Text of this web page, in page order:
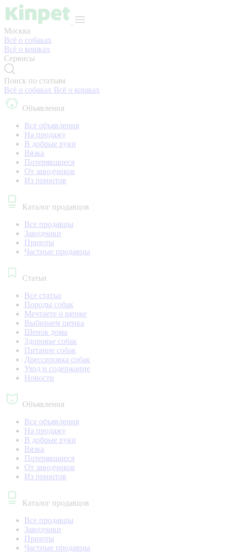
Москва
Всё о собаках
Всё о кошках
Сервисы
Поиск по статьям
Всё о собаках Всё о кошках
Объявления
Все объявления
На продажу
В добрые руки
Вязка
Потерявшиеся
От заводчиков
Из приютов
Каталог продавцов
Все продавцы
Заводчики
Приюты
Частные продавцы
Статьи
Все статьи
Породы собак
Мечтаете о щенке
Выбираем щенка
Щенок дома
Здоровье собак
Питание собак
Дрессировка собак
Уход и содержание
Новости
Объявления
Все объявления
На продажу
В добрые руки
Вязка
Потерявшиеся
От заводчиков
Из приютов
Каталог продавцов
Все продавцы
Заводчики
Приюты
Частные продавцы